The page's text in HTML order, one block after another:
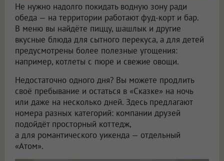
Не нужно надолго покидать водную зону ради
обеда — на территории работают фуд-корт и бар.
В меню вы найдёте пиццу, шашлык и другие
вкусные блюда для сытного перекуса, а для детей
предусмотрены более полезные угощения:
например, котлеты с пюре и свежие овощи.
Недостаточно одного дня? Вы можете продлить
своё пребывание и остаться в «Сказке» на ночь
или даже на несколько дней. Здесь предлагают
номера разных категорий: компании друзей
подойдёт просторный коттедж,
а для романтического уикенда — отдельный
«Атом».